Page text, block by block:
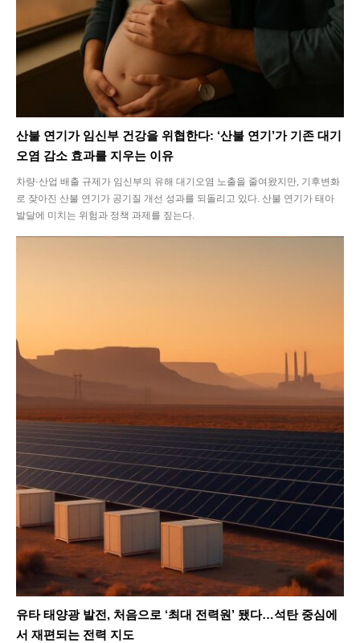
SEARCH...
Climate
Energy
Food
Health
Life
산불 연기가 임신부 건강을 위협한다: ‘산불 연기’가 기존 대기
오염 감소 효과를 지우는 이유
차량·산업 배출 규제가 임신부의 유해 대기오염 노출을 줄여왔지만, 기후변화
로 잦아진 산불 연기가 공기질 개선 성과를 되돌리고 있다. 산불 연기가 태아
발달에 미치는 위험과 정책 과제를 짚는다.
유타 태양광 발전, 처음으로 ‘최대 전력원’ 됐다…석탄 중심에
서 재편되는 전력 지도